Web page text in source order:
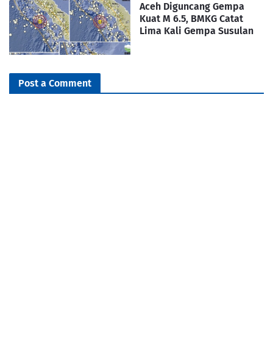
Aceh Diguncang Gempa
Kuat M 6.5, BMKG Catat
Lima Kali Gempa Susulan
Post a Comment